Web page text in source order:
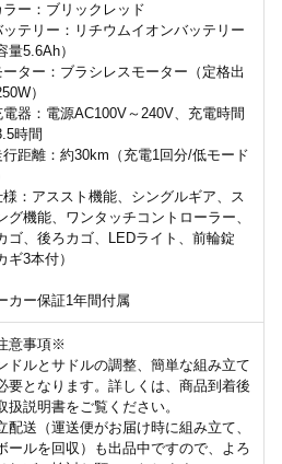
ラー：ブリックレッド
ッテリー：リチウムイオンバッテリー
量5.6Ah）
ーター：ブラシレスモーター（定格出
）
電器：電源AC100V～240V、充電時間
時間
行距離：約30km（充電1回分/低モード
様：アススト機能、シングルギア、ス
グ機能、ワンタッチコントローラー、
ゴ、後ろカゴ、LEDライト、前輪錠
ギ3本付）
カー保証1年間付属
意事項※
ドルとサドルの調整、簡単な組み立て
要となります。詳しくは、商品到着後
扱説明書をご覧ください。
配送（運送便がお届け時に組み立て、
ールを回収）も出品中ですので、よろ